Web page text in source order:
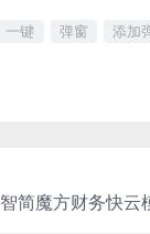
一键 弹窗 添加
智简魔方财务快云